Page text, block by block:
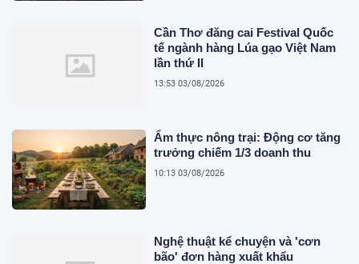
Cần Thơ đăng cai Festival Quốc
tế ngành hàng Lúa gạo Việt Nam
lần thứ II
13:53 03/08/2026
Ẩm thực nông trại: Động cơ tăng
trưởng chiếm 1/3 doanh thu
10:13 03/08/2026
Nghệ thuật kể chuyện và 'cơn
bão' đơn hàng xuất khẩu